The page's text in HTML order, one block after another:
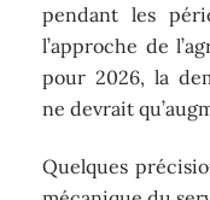
pendant les
l’approche de
pour 2026, la
ne devrait
Quelques